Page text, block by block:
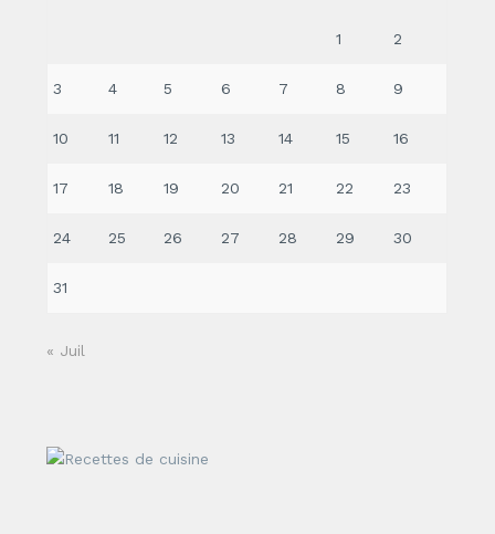
1 2
3 4 5 6 7 8 9
10 11 12 13 14 15 16
17 18 19 20 21 22 23
24 25 26 27 28 29 30
31
« Juil